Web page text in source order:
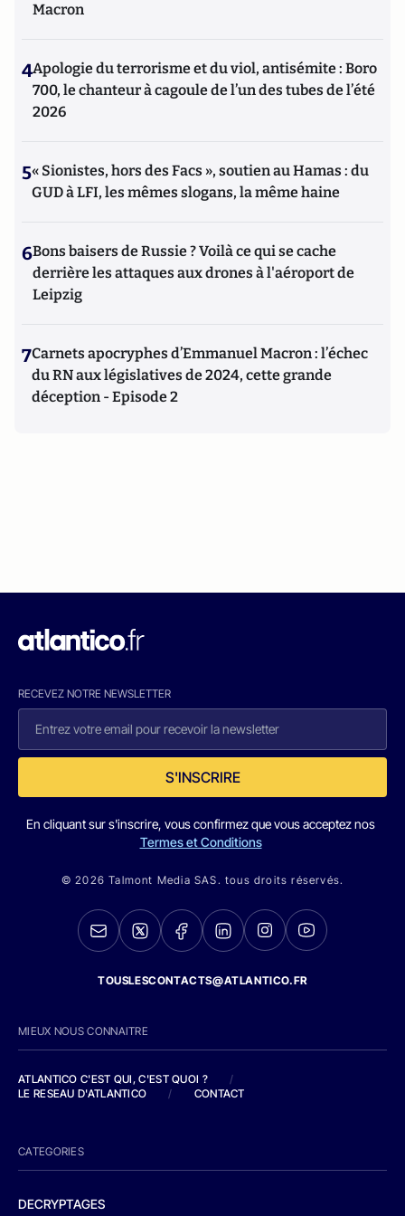
Macron
4Apologie du terrorisme et du viol, antisémite : Boro
700, le chanteur à cagoule de l’un des tubes de l’été
2026
5« Sionistes, hors des Facs », soutien au Hamas : du
GUD à LFI, les mêmes slogans, la même haine
6Bons baisers de Russie ? Voilà ce qui se cache
derrière les attaques aux drones à l'aéroport de
Leipzig
7Carnets apocryphes d’Emmanuel Macron : l’échec
du RN aux législatives de 2024, cette grande
déception - Episode 2
RECEVEZ NOTRE NEWSLETTER
S'INSCRIRE
En cliquant sur s'inscrire, vous confirmez que vous acceptez nos
Termes et Conditions
© 2026 Talmont Media SAS. tous droits réservés.
TOUSLESCONTACTS@ATLANTICO.FR
MIEUX NOUS CONNAITRE
ATLANTICO C'EST QUI, C'EST QUOI ?
/
LE RESEAU D'ATLANTICO
/ CONTACT
CATEGORIES
DECRYPTAGES